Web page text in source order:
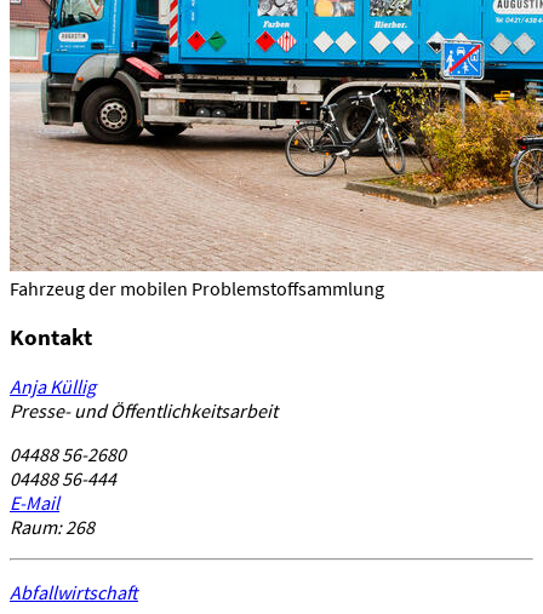
Fahrzeug der mobilen Problemstoffsammlung
Kontakt
Anja Küllig
Presse- und Öffentlichkeitsarbeit
04488 56-2680
04488 56-444
E-Mail
Raum: 268
Abfallwirtschaft